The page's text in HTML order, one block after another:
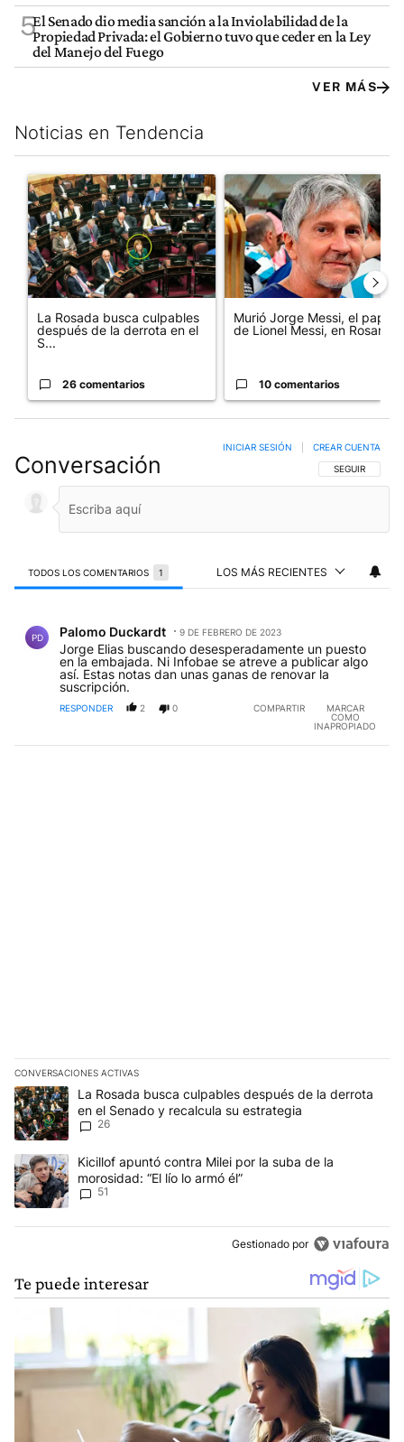
5El Senado dio media sanción a la Inviolabilidad de la
Propiedad Privada: el Gobierno tuvo que ceder en la Ley
del Manejo del Fuego
VER MÁS
Noticias en Tendencia
Este listado muestra los artículos con más comentarios en los
Un artículo de tendencia con el título "La Rosada busca
La Rosada busca culpables
después de la derrota en el
S...
26 comentarios
Un artículo de tendencia con
Murió Jorge Messi, el papá
de Lionel Messi, en Rosario
10 comentarios
Conversación SIGA ESTA
SEGUIR
INICIAR SESIÓN CREAR CUENTA
TODOS LOS COMENTARIOS 1 LOS MÁS RECIENTES
PD Palomo Duckardt 9 DE FEBRERO DE 2023
Jorge Elias buscando desesperadamente un puesto
en la embajada. Ni Infobae se atreve a publicar algo
así. Estas notas dan unas ganas de renovar la
suscripción.
RESPONDER 2 0 COMPARTIR
MARCAR
COMO
INAPROPIADO
CONVERSACIONES ACTIVAS
Este listado muestra los artículos con más comentarios en los
Un artículo de tendencia con el título "La Rosada busca
La Rosada busca culpables después de la derrota
en el Senado y recalcula su estrategia
26
Un artículo de tendencia con el título "Kicillof apuntó contra Milei
Kicillof apuntó contra Milei por la suba de la
morosidad: “El lío lo armó él”
51
Gestionado por